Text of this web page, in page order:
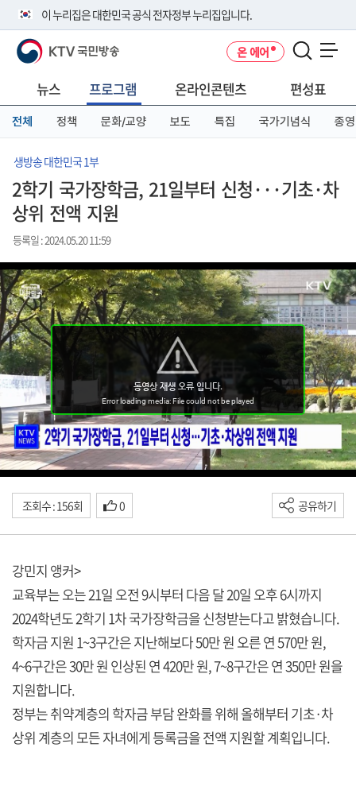
이 누리집은 대한민국 공식 전자정부 누리집입니다.
공식 누리집 주소 확인하기
니다.
이밖에 or.kr 또는 .kr등 다른 도메인 주소를 사용하고 있다면 아래 URL에
서 도메인 주소를 확인해 보세요
KTV 국민방송 온 에어
뉴스 프로그램 온라인콘텐츠 편성표
전체 정책 문화/교양 보도 특집 국가기념식 종영
생방송 대한민국 1부
2학기 국가장학금, 21일부터 신청···기초·차
상위 전액 지원
등록일 : 2024.05.20 11:59
조회수 : 156회 0 공유하기
강민지 앵커>
교육부는 오는 21일 오전 9시부터 다음 달 20일 오후 6시까지
2024학년도 2학기 1차 국가장학금을 신청받는다고 밝혔습니다.
학자금 지원 1~3구간은 지난해보다 50만 원 오른 연 570만 원,
4~6구간은 30만 원 인상된 연 420만 원, 7~8구간은 연 350만 원을
지원합니다.
정부는 취약계층의 학자금 부담 완화를 위해 올해부터 기초·차
상위 계층의 모든 자녀에게 등록금을 전액 지원할 계획입니다.